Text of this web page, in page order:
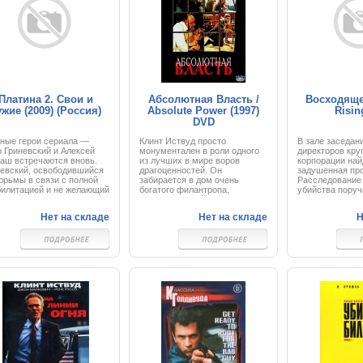
полицейскому
Джерри Ли,
частных
Платина 2. Свои и
(2009) (Россия)
герои сериала —
Гриневский и Алексей
встречаются вновь.
освободившийся
в связи с полной
и не желающий
воспоминания,
работать егерем на
лесной кордон. На
востоке его участок
с охраняемой
режимного
научная
и
бюро. На
затерянный в тайге
военный полигон
для дальнейшего
службы и
Нет на складе
Абсолютная Власть /
Absolute Power (1997)
DVD
Клинт Иствуд просто
монументален в роли одного
из лучших в мире воров
драгоценностей. Он
забирается в дом очень
богатого филантропа,
проникает в сейф за
самое ценное и вдруг слышит
голоса. Оставаясь
невидимым, он наблюдает, как
в комнату входят жена
хозяина с немолодым и
прилично выпившим
Господин обнаруживает
склонность к садизму, а не к
нормальной любви, и
защищаясь, женщина хватает
нож для разрезания бумаги и
ранит своего обидчика. Когда
она замахивается, чтобы
нанести следующий удар,
Нет на складе
В зале
директоров
корпорации
задушенная
Расследование
убийства
Коннери) и лос-
(Уэсли
девушка
айсберга
корпораций.
эту
окунаются в
новейших
древних
преданности.